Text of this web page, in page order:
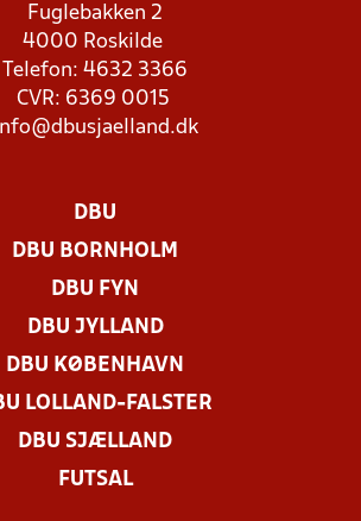
Fuglebakken 2
4000 Roskilde
Telefon: 4632 3366
CVR: 6369 0015
DBU
DBU BORNHOLM
DBU FYN
DBU JYLLAND
DBU KØBENHAVN
LOLLAND-FALSTER
DBU SJÆLLAND
FUTSAL